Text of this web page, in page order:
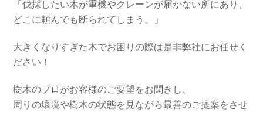
「伐採したい木が重機やクレーンが届かない所にあり、
どこに頼んでも断られてしまう。」
大きくなりすぎた木でお困りの際は是非弊社にお任せく
ださい！
樹木のプロがお客様のご要望をお聞きし、
周りの環境や樹木の状態を見ながら最善のご提案をさせ